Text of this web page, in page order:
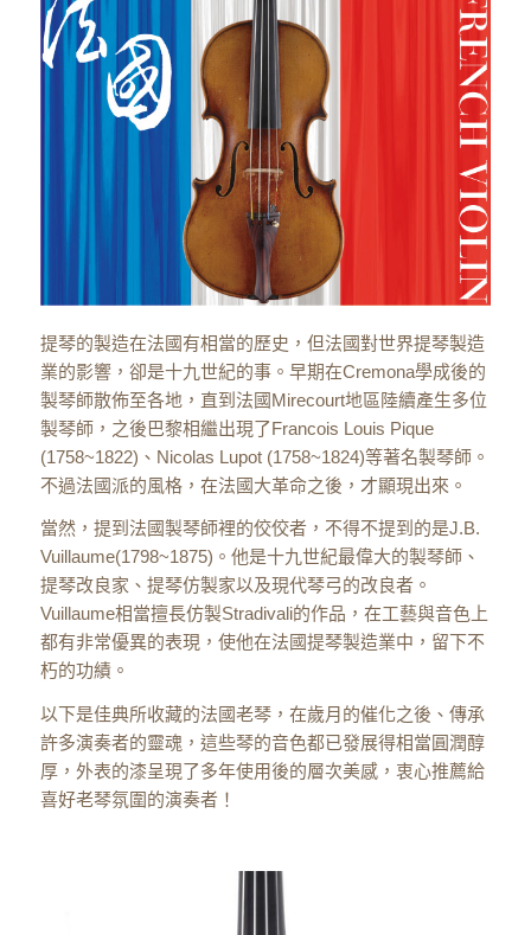
提琴的製造在法國有相當的歷史，但法國對世界提琴製造
業的影響，卻是十九世紀的事。早期在Cremona學成後的
製琴師散佈至各地，直到法國Mirecourt地區陸續產生多位
製琴師，之後巴黎相繼出現了Francois Louis Pique
(1758~1822)、Nicolas Lupot (1758~1824)等著名製琴師。
不過法國派的風格，在法國大革命之後，才顯現出來。
當然，提到法國製琴師裡的佼佼者，不得不提到的是J.B.
Vuillaume(1798~1875)。他是十九世紀最偉大的製琴師、
提琴改良家、提琴仿製家以及現代琴弓的改良者。
Vuillaume相當擅長仿製Stradivali的作品，在工藝與音色上
都有非常優異的表現，使他在法國提琴製造業中，留下不
朽的功績。
以下是佳典所收藏的法國老琴，在歲月的催化之後、傳承
許多演奏者的靈魂，這些琴的音色都已發展得相當圓潤醇
厚，外表的漆呈現了多年使用後的層次美感，衷心推薦給
喜好老琴氛圍的演奏者！